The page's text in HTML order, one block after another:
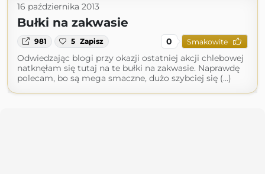
16 października 2013
Bułki na zakwasie
981 5 Zapisz 0 Smakowite
Odwiedzając blogi przy okazji ostatniej akcji chlebowej
natknęłam się tutaj na te bułki na zakwasie. Naprawdę
polecam, bo są mega smaczne, dużo szybciej się (...)